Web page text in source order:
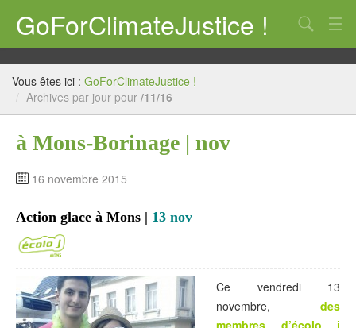
GoForClimateJustice !
Qui ? Quoi ? Pourquoi ?
Notre position
Mais où est la manif ??
COP21, et après ?
écolo j te propose un k-way à son image !
Liens
Vous êtes ici : GoForClimateJustice !
/ Archives par jour pour /11/16
à Mons-Borinage | nov
16 novembre 2015
Action glace à Mons | 13 nov
Ce vendredi 13
novembre, des